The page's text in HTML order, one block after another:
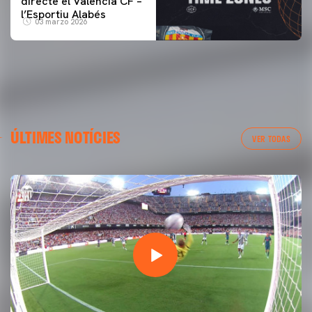
l’Esportiu Alabés
03 marzo 2026
ÚLTIMES NOTÍCIES VER TODAS